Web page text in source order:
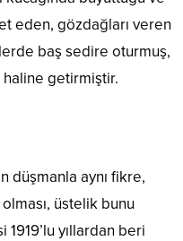
eden, gözdağları veren
baş sedire oturmuş,
haline getirmiştir.
düşmanla aynı fikre,
üstelik bunu
yıllardan beri